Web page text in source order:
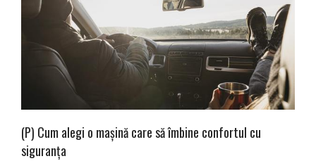
(P) Cum alegi o mașină care să îmbine confortul cu
siguranța